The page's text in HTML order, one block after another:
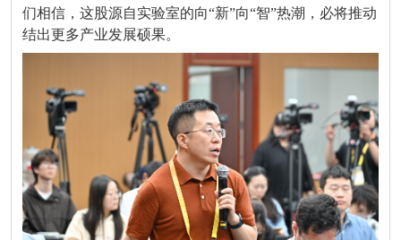
们相信，这股源自实验室的向“新”向“智”热潮，必将推动
结出更多产业发展硕果。